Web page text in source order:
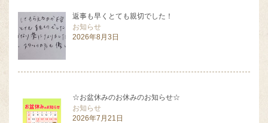
返事も早くとても親切でした！
お知らせ
2026年8月3日
☆お盆休みのお休みのお知らせ☆
お知らせ
2026年7月21日